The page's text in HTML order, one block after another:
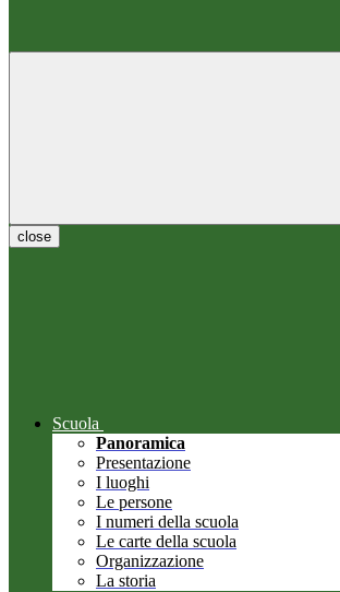
close
Scuola
Panoramica
Presentazione
I luoghi
Le persone
I numeri della scuola
Le carte della scuola
Organizzazione
La storia